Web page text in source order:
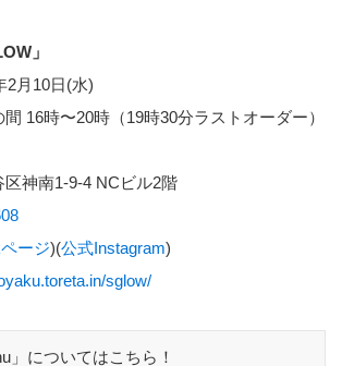
」
2月10日(水)
16時〜20時（19時30分ラストオーダー）
神南1-9-4 NCビル2階
ージ)(公式Instagram)
sglow/
」についてはこちら！